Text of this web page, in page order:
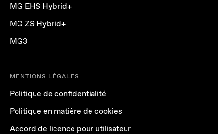
MG EHS Hybrid+
MG ZS Hybrid+
MG3
MENTIONS LÉGALES
Politique de confidentialité
Politique en matière de cookies
Accord de licence pour utilisateur